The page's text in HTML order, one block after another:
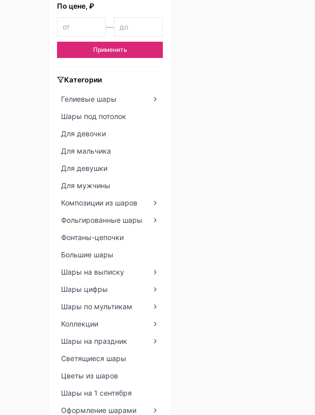
По цене, ₽
—
Применить
Категории
Гелиевые шары
Шары под потолок
Для девочки
Для мальчика
Для девушки
Для мужчины
Композиции из шаров
Фольгированные шары
Фонтаны-цепочки
Большие шары
Шары на выписку
Шары цифры
Шары по мультикам
Коллекции
Шары на праздник
Светящиеся шары
Цветы из шаров
Шары на 1 сентября
Оформление шарами